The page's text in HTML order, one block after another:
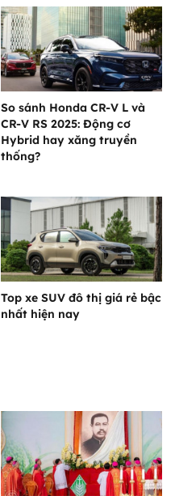
So sánh Honda CR-V L và
CR-V RS 2025: Động cơ
Hybrid hay xăng truyền
thống?
Top xe SUV đô thị giá rẻ bậc
nhất hiện nay